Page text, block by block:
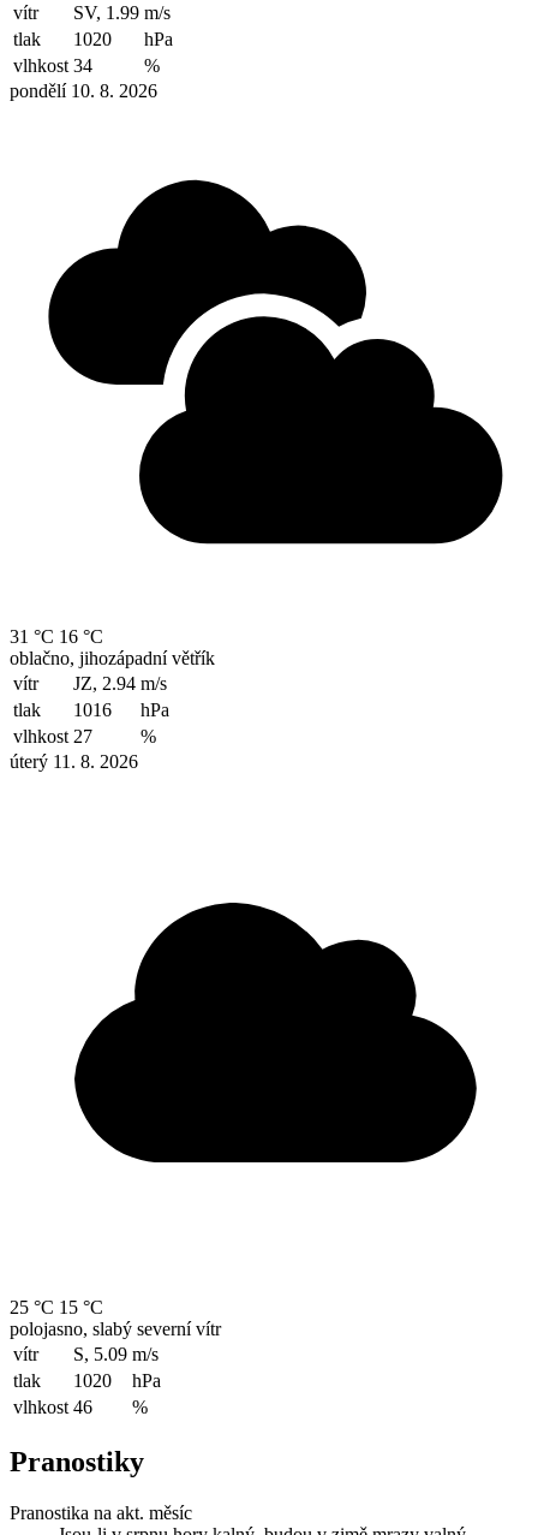
vítr
SV, 1.99 m/s
tlak
1020
hPa
vlhkost 34
%
pondělí 10. 8. 2026
31 °C 16 °C
oblačno, jihozápadní větřík
vítr
JZ, 2.94 m/s
tlak
1016
hPa
vlhkost 27
%
úterý 11. 8. 2026
25 °C 15 °C
polojasno, slabý severní vítr
vítr
S, 5.09 m/s
tlak
1020
hPa
vlhkost 46 %
Pranostiky
Pranostika na akt. měsíc